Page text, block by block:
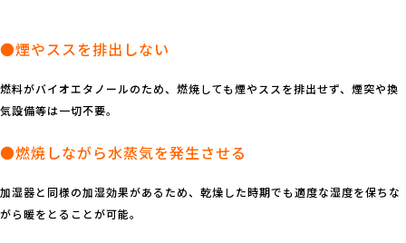
●煙やススを排出しない
燃料がバイオエタノールのため、燃焼しても煙やススを排出せず、煙突や換
気設備等は一切不要。
●燃焼しながら水蒸気を発生させる
加湿器と同様の加湿効果があるため、乾燥した時期でも適度な湿度を保ちな
がら暖をとることが可能。